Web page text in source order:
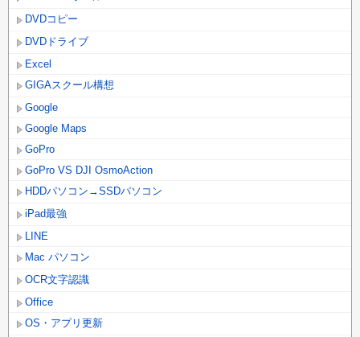
DVDコピー
DVDドライブ
Excel
GIGAスクール構想
Google
Google Maps
GoPro
GoPro VS DJI OsmoAction
HDDパソコン→SSDパソコン
iPad最強
LINE
Mac パソコン
OCR文字認識
Office
OS・アプリ更新